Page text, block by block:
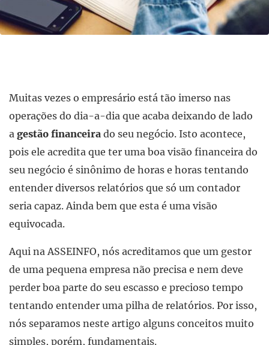
Muitas vezes o empresário está tão imerso nas
operações do dia-a-dia que acaba deixando de lado
a gestão financeira do seu negócio. Isto acontece,
pois ele acredita que ter uma boa visão financeira do
seu negócio é sinônimo de horas e horas tentando
entender diversos relatórios que só um contador
seria capaz. Ainda bem que esta é uma visão
equivocada.
Aqui na ASSEINFO, nós acreditamos que um gestor
de uma pequena empresa não precisa e nem deve
perder boa parte do seu escasso e precioso tempo
tentando entender uma pilha de relatórios. Por isso,
nós separamos neste artigo alguns conceitos muito
simples, porém, fundamentais.